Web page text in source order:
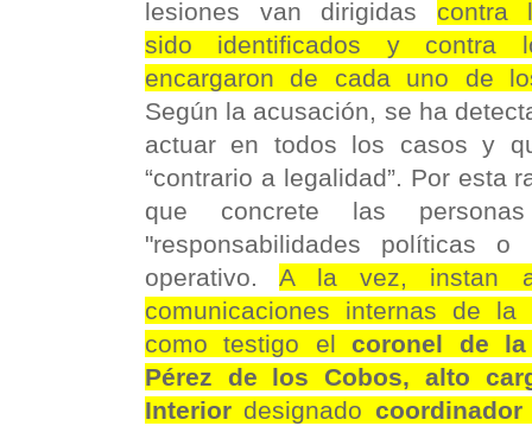
lesiones van dirigidas contra
sido identificados y contra
encargaron de cada uno de
Según la acusación, se ha
actuar en todos los casos y
“contrario a legalidad”. Por esta
que concrete las
"responsabilidades políticas
operativo.A la vez, instan
comunicaciones internas de
como testigo elcoronel de
Pérez de los Cobos, alto
Interior designado